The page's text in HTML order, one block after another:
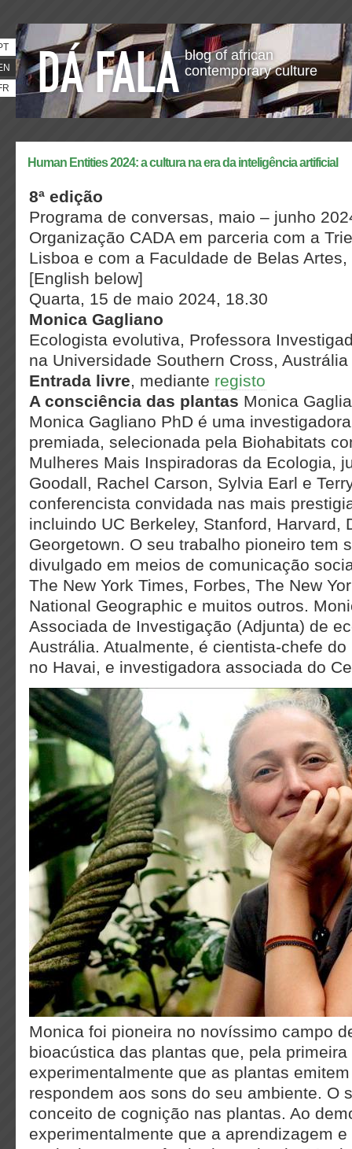
blog of african
contemporary culture
Human Entities 2024: a cultura na era da inteligência artificial
8ª edição
Programa de conversas, maio – junho
Organização CADA em parceria com a
Lisboa e com a Faculdade de Belas
[English below]
Quarta, 15 de maio 2024, 18.30
Monica Gagliano
Ecologista evolutiva, Professora
na Universidade Southern Cross, Austrália
Entrada livre, mediante registo
A consciência das plantas Monica
Monica Gagliano PhD é uma
premiada, selecionada pela Biohabitats
Mulheres Mais Inspiradoras da Ecologia,
Goodall, Rachel Carson, Sylvia Earl e
conferencista convidada nas mais
incluindo UC Berkeley, Stanford, Harvard,
Georgetown. O seu trabalho pioneiro tem
divulgado em meios de comunicação
The New York Times, Forbes, The New
National Geographic e muitos outros.
Associada de Investigação (Adjunta) de
Austrália. Atualmente, é cientista-chefe
no Havai, e investigadora associada do
Monica foi pioneira no novíssimo campo
bioacústica das plantas que, pela
experimentalmente que as plantas
respondem aos sons do seu ambiente. O
conceito de cognição nas plantas. Ao
experimentalmente que a aprendizagem